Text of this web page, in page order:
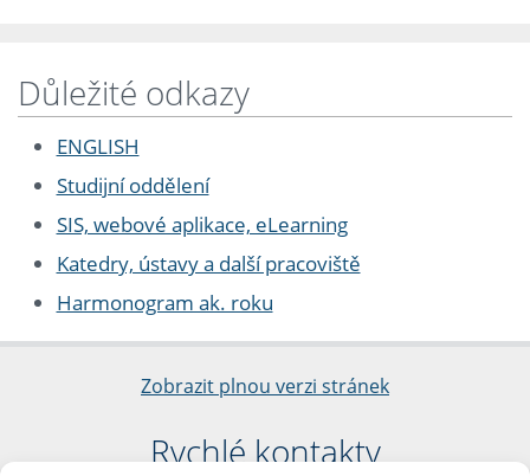
Důležité odkazy
ENGLISH
Studijní oddělení
SIS, webové aplikace, eLearning
Katedry, ústavy a další pracoviště
Harmonogram ak. roku
Zobrazit plnou verzi stránek
Rychlé kontakty